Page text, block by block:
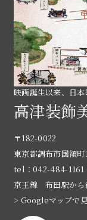
映画誕生以来、日
高津装飾
〒182-0022
東京都調布市国領
tel：042-484-1161
京王線 布田駅から
> Googleマップで